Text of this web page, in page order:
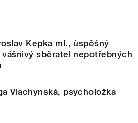
Kepka ml., úspěšný
vášnivý sběratel nepotřebných
Vlachynská, psycholožka